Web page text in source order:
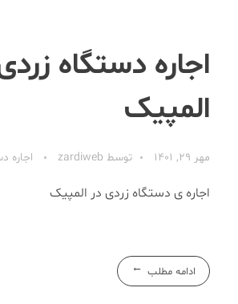
اجاره دستگاه
المپیک
مهر 29, 1401 توسط zardiweb اجاره
اجاره ی دستگاه زردی در المپیک
ادامه مطلب